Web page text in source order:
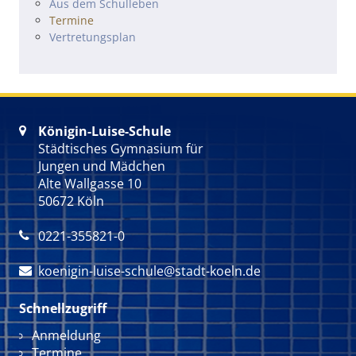
Navigation überspringen
Aus dem Schulleben
Termine
Vertretungsplan

Königin-Luise-Schule
Städtisches Gymnasium für
Jungen und Mädchen
Alte Wallgasse 10
50672 Köln
 0221-355821-0
 koenigin-luise-schule@stadt-koeln.de
Schnellzugriff
Navigation überspringen
Anmeldung